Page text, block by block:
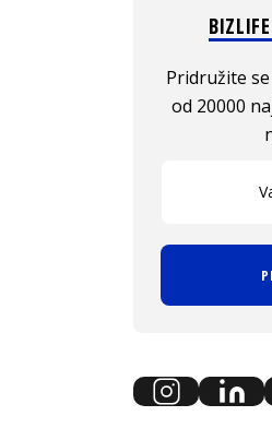
Pridružite
od 20000